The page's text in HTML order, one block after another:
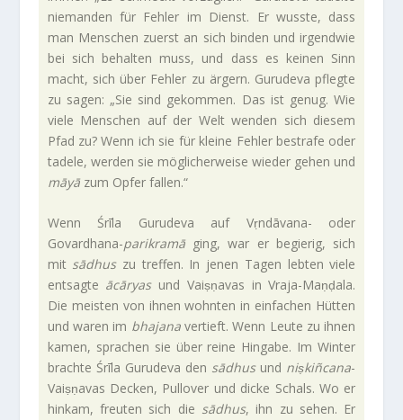
nie­manden für Fehler im Dienst. Er wusste, dass
man Men­schen zuerst an sich binden und irgendwie
bei sich behalten muss, und dass es keinen Sinn
macht, sich über Fehler zu ärgern. Guru­deva pflegte
zu sagen: „Sie sind gekommen. Das ist genug. Wie
viele Men­schen auf der Welt wenden sich diesem
Pfad zu? Wenn ich sie für kleine Fehler bestrafe oder
tadele, werden sie mög­li­cher­weise wieder gehen und
māyāzum Opfer fallen.“
Wenn Śrīla Guru­deva auf Vṛndāvana- oder
Govardhana-parik­ramāging, war er begierig, sich
mit sādhuszu treffen. In jenen Tagen lebten viele
ent­sagte ācāryasund Vaiṣṇavas in Vraja-Maṇḍala.
Die mei­sten von ihnen wohnten in ein­fa­chen Hütten
und waren im bha­janaver­tieft. Wenn Leute zu ihnen
kamen, spra­chen sie über reine Hin­gabe. Im Winter
brachte Śrīla Guru­deva den sādhusund niṣki­ñ­cana-
Vaiṣṇavas Decken, Pull­over und dicke Schals. Wo er
hinkam, freuten sich die sādhus, ihn zu sehen. Er